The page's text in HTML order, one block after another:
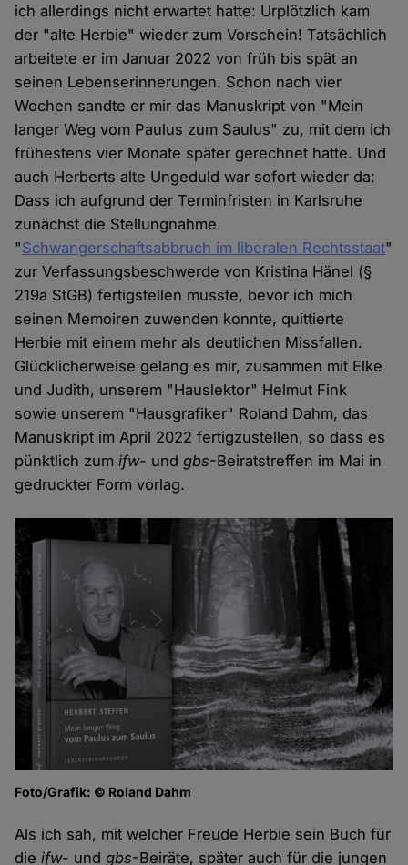
ich allerdings nicht erwartet hatte: Urplötzlich kam
der "alte Herbie" wieder zum Vorschein! Tatsächlich
arbeitete er im Januar 2022 von früh bis spät an
seinen Lebenserinnerungen. Schon nach vier
Wochen sandte er mir das Manuskript von "Mein
langer Weg vom Paulus zum Saulus" zu, mit dem ich
frühestens vier Monate später gerechnet hatte. Und
auch Herberts alte Ungeduld war sofort wieder da:
Dass ich aufgrund der Terminfristen in Karlsruhe
zunächst die Stellungnahme
"Schwangerschaftsabbruch im liberalen Rechtsstaat"
zur Verfassungsbeschwerde von Kristina Hänel (§
219a StGB) fertigstellen musste, bevor ich mich
seinen Memoiren zuwenden konnte, quittierte
Herbie mit einem mehr als deutlichen Missfallen.
Glücklicherweise gelang es mir, zusammen mit Elke
und Judith, unserem "Hauslektor" Helmut Fink
sowie unserem "Hausgrafiker" Roland Dahm, das
Manuskript im April 2022 fertigzustellen, so dass es
pünktlich zumifw- undgbs-Beiratstreffen im Mai in
gedruckter Form vorlag.
Foto/Grafik: © Roland Dahm
Als ich sah, mit welcher Freude Herbie sein Buch für
dieifw- undgbs-Beiräte, später auch für die jungen